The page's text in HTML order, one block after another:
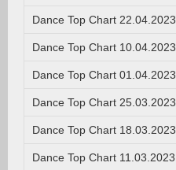
Dance Top Chart 22.04.2023.
Dance Top Chart 10.04.2023.
Dance Top Chart 01.04.2023.
Dance Top Chart 25.03.2023.
Dance Top Chart 18.03.2023.
Dance Top Chart 11.03.2023.